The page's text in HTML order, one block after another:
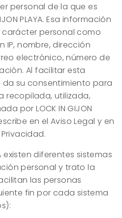
personal de la que es
PLAYA. Esa información
personal como
IP, nombre, dirección
electrónico, número de
Al facilitar esta
su consentimiento para
recopilada, utilizada,
porLOCK IN GIJON
en el Aviso Legal y en
existen diferentes sistemas
personal y trato la
las personas
fin por cada sistema